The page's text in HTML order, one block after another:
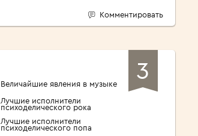
Комментировать
3
Величайшие явления в музыке
Лучшие исполнители
психоделического рока
Лучшие исполнители
психоделического попа